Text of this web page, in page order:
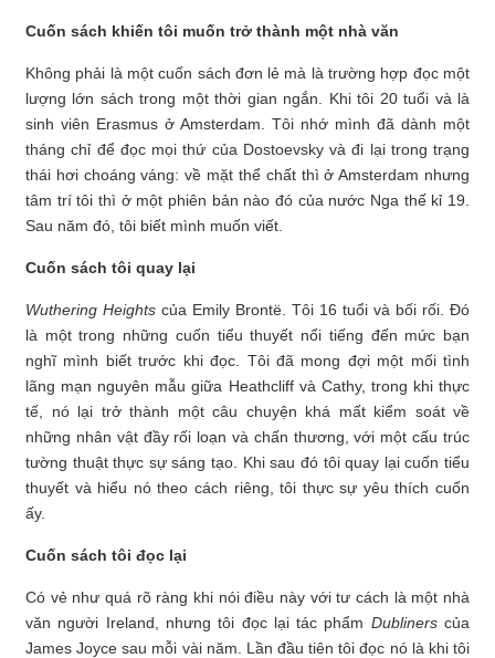
Cuốn sách khiến tôi muốn trở thành một nhà văn
Không phải là một cuốn sách đơn lẻ mà là trường hợp đọc một
lượng lớn sách trong một thời gian ngắn. Khi tôi 20 tuổi và là
sinh viên Erasmus ở Amsterdam. Tôi nhớ mình đã dành một
tháng chỉ để đọc mọi thứ của Dostoevsky và đi lại trong trạng
thái hơi choáng váng: về mặt thể chất thì ở Amsterdam nhưng
tâm trí tôi thì ở một phiên bản nào đó của nước Nga thế kỉ 19.
Sau năm đó, tôi biết mình muốn viết.
Cuốn sách tôi quay lại
Wuthering Heights của Emily Brontë. Tôi 16 tuổi và bối rối. Đó
là một trong những cuốn tiểu thuyết nổi tiếng đến mức bạn
nghĩ mình biết trước khi đọc. Tôi đã mong đợi một mối tình
lãng mạn nguyên mẫu giữa Heathcliff và Cathy, trong khi thực
tế, nó lại trở thành một câu chuyện khá mất kiểm soát về
những nhân vật đầy rối loạn và chấn thương, với một cấu trúc
tường thuật thực sự sáng tạo. Khi sau đó tôi quay lại cuốn tiểu
thuyết và hiểu nó theo cách riêng, tôi thực sự yêu thích cuốn
ấy.
Cuốn sách tôi đọc lại
Có vẻ như quá rõ ràng khi nói điều này với tư cách là một nhà
văn người Ireland, nhưng tôi đọc lại tác phẩm Dublinerscủa
James Joyce sau mỗi vài năm. Lần đầu tiên tôi đọc nó là khi tôi